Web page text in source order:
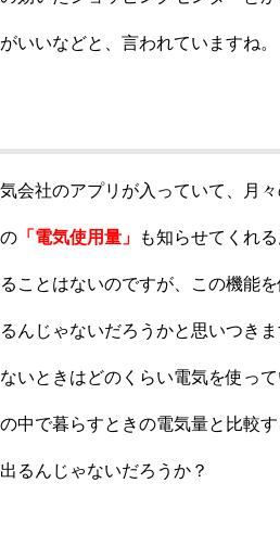
いいなどと、言われていますね。
会社のアプリが入っていて、月々
「電気使用量」 も知らせてくれる
ことはないのですが、この機能
んじゃないだろうかと思いつきま
いときはどのくらい電気を使っ
中で暮らすときの電気量と比較す
るんじゃないだろうか？